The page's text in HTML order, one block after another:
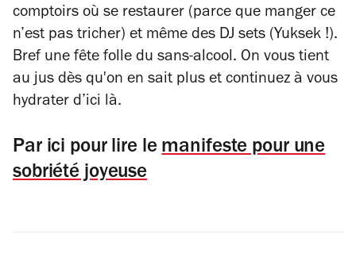
comptoirs où se restaurer (parce que manger ce
n’est pas tricher) et même des DJ sets (Yuksek !).
Bref une fête folle du sans-alcool. On vous tient
au jus dès qu'on en sait plus et continuez à vous
hydrater d’ici là.
Par ici pour lire lemanifeste pour une
sobriété joyeuse